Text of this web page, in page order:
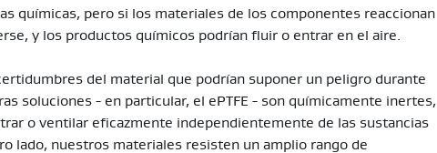
químicas, pero si los materiales de los componentes reaccionan
y los productos químicos podrían fluir o entrar en el aire.
del material que podrían suponer un peligro durante
soluciones - en particular, el ePTFE - son químicamente inertes,
o ventilar eficazmente independientemente de las sustancias
lado, nuestros materiales resisten un amplio rango de